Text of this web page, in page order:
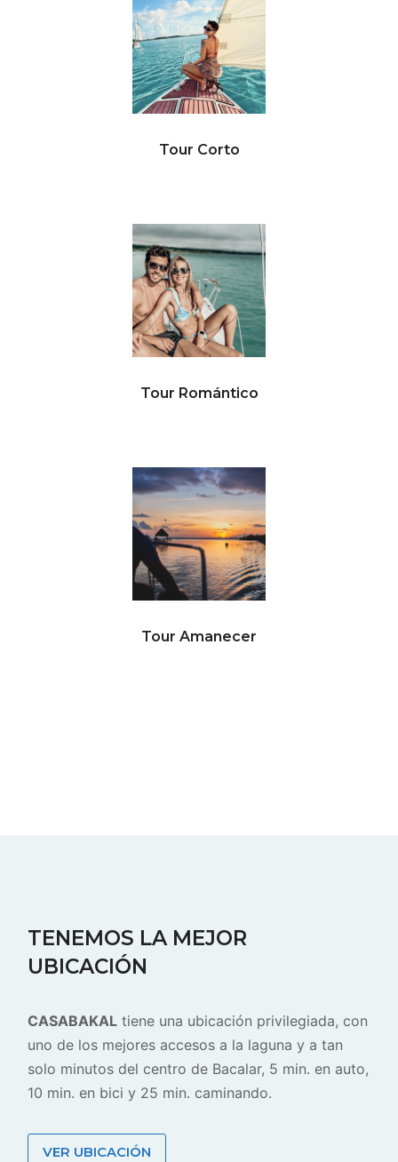
Tour Corto
Tour Romántico
Tour Amanecer
TENEMOS LA MEJOR
UBICACIÓN
CASABAKAL tiene una ubicación privilegiada, con
uno de los mejores accesos a la laguna y a tan
solo minutos del centro de Bacalar, 5 min. en auto,
10 min. en bici y 25 min. caminando.
VER UBICACIÓN